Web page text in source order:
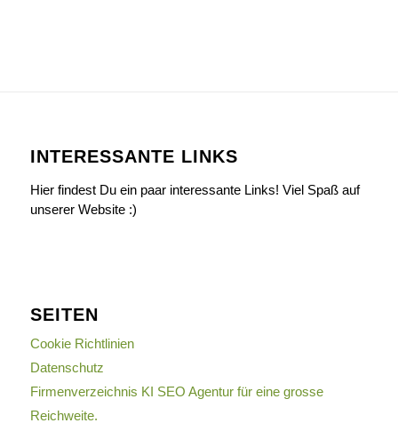
INTERESSANTE LINKS
Hier findest Du ein paar interessante Links! Viel Spaß auf
unserer Website :)
SEITEN
Cookie Richtlinien
Datenschutz
Firmenverzeichnis KI SEO Agentur für eine grosse
Reichweite.